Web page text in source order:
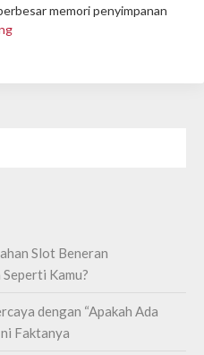
memori penyimpanan
Slot Beneran
Kamu?
dengan “Apakah Ada
Faktanya